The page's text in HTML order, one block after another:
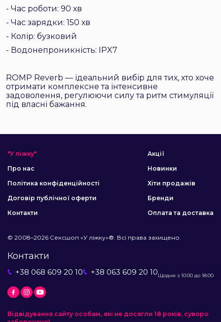
- Час роботи: 90 хв
- Час зарядки: 150 хв
- Колір: бузковий
- Водонепроникність: IPX7
ROMP Reverb — ідеальний вибір для тих, хто хоче
отримати комплексне та інтенсивне
задоволення, регулюючи силу та ритм стимуляції
під власні бажання.
"У ліжку"
Про нас
Політика конфіденційності
Договір публічної оферти
Контакти
Акції
Новинки
Хіти продажів
Бренди
Оплата та доставка
© 2008–2026 Сексшоп «У ліжку»®. Всі права захищено.
Контакти
+38 068 609 20 10 +38 063 609 20 10Щодня з 10:00 до 18:00
Відвідування сайту особам, які не досягли 18 років, суворо